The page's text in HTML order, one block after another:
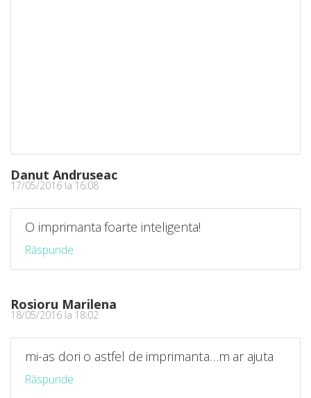
Danut Andruseac
17/05/2016 la 16:08
O imprimanta foarte inteligenta!
Răspunde
Rosioru Marilena
18/05/2016 la 18:02
mi-as dori o astfel de imprimanta…m ar ajuta
Răspunde